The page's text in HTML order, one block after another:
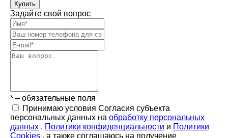
Купить
Задайте свой вопрос
* – обязательные поля
Принимаю условия Согласия субъекта
персональных данных на обработку персональных
данных , Политики конфиденциальности и Политики
Cookies , а также соглашаюсь на получение